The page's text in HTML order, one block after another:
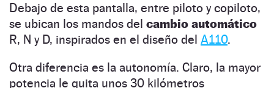
Debajo de esta pantalla, entre piloto y copiloto,
se ubican los mandos del cambio automático
R, N y D, inspirados en el diseño del A110.
Otra diferencia es la autonomía. Claro, la mayor
potencia le quita unos 30 kilómetros